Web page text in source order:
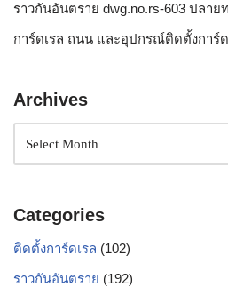
ราวกันอันตราย dwg.no.rs-603 ปลา
การ์ดเรล ถนน และอุปกรณ์ติดตั้งการ์
Archives
Categories
ติดตั้งการ์ดเรล (102)
ราวกันอันตราย (192)